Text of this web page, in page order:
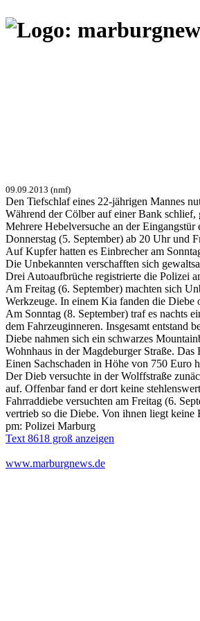
09.09.2013 (nmf)
Den Tiefschlaf eines 22-jährigen Mannes
Während der Cölber auf einer Bank
Mehrere Hebelversuche an der
Donnerstag (5. September) ab 20 Uhr und
Auf Kupfer hatten es Einbrecher am
Die Unbekannten verschafften sich
Drei Autoaufbrüche registrierte die Polizei
Am Freitag (6. September) machten sich
Werkzeuge. In einem Kia fanden die Diebe
Am Sonntag (8. September) traf es nachts
dem Fahrzeuginneren. Insgesamt entstand
Diebe nahmen sich ein schwarzes
Wohnhaus in der Magdeburger Straße.
Einen Sachschaden in Höhe von 750 Euro
Der Dieb versuchte in der Wolffstraße
auf. Offenbar fand er dort keine
Fahrraddiebe versuchten am Freitag (6.
vertrieb so die Diebe. Von ihnen liegt keine
pm: Polizei Marburg
Text 8618 groß anzeigen
www.marburgnews.de